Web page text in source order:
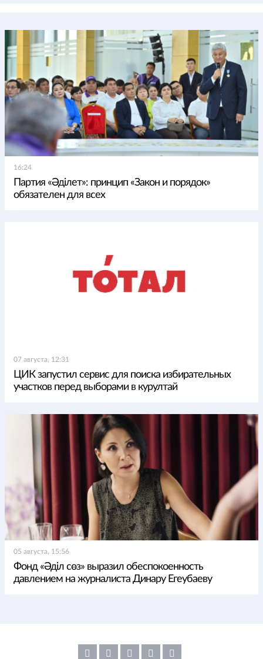
16:24
Партия «Әділет»: принцип «Закон и порядок»
обязателен для всех
07 августа, 12:31
ЦИК запустил сервис для поиска избирательных
участков перед выборами в курултай
05 августа, 15:56
Фонд «Әділ сөз» выразил обеспокоенность
давлением на журналиста Динару Егеубаеву